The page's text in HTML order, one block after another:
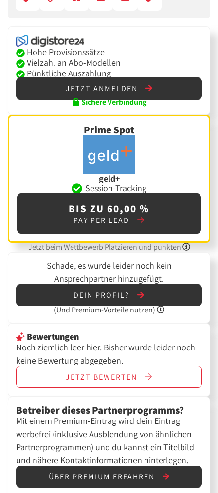
Hohe Provisionssätze
Vielzahl an Abo-Modellen
Pünktliche Auszahlung
JETZT ANMELDEN
Sichere Verbindung
Prime Spot
geld+
Session-Tracking
BIS ZU 60,00 %
PAY PER LEAD
Jetzt beim Wettbewerb Platzieren und punkten
Schade, es wurde leider noch kein
Ansprechpartner hinzugefügt.
DEIN PROFIL?
(Und Premium-Vorteile nutzen)
Bewertungen
Noch ziemlich leer hier. Bisher wurde leider noch
keine Bewertung abgegeben.
JETZT BEWERTEN
Betreiber dieses Partnerprogramms?
Mit einem Premium-Eintrag wird dein Eintrag
werbefrei (inklusive Ausblendung von ähnlichen
Partnerprogrammen) und du kannst ein Titelbild
und nähere Kontaktinformationen hinterlegen.
ÜBER PREMIUM ERFAHREN